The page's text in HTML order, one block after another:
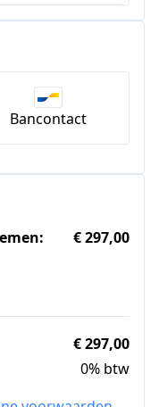
Bancontact
€ 297,00
€ 297,00
0% btw